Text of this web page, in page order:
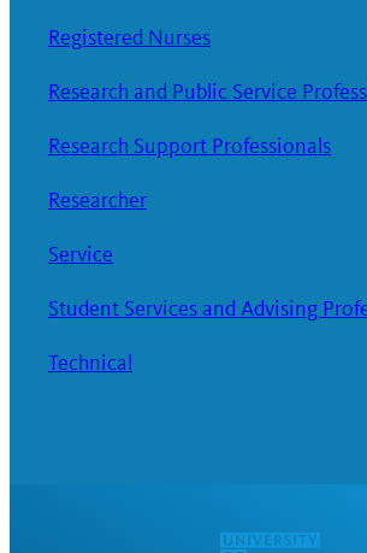
Registered Nurses
Research and Public Service
Research Support Professionals
Researcher
Service
Student Services and Advising
Technical